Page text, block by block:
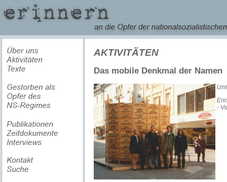
AKTIVITÄTEN
Das mobile Denkmal der Namen
-